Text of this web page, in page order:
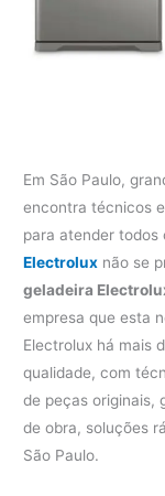
Em São Paulo,
encontra técnicos
para atender todos
Electrolux não se
geladeira
empresa que esta
Electrolux há mais
qualidade, com
de peças originais,
de obra, soluções
São Paulo.